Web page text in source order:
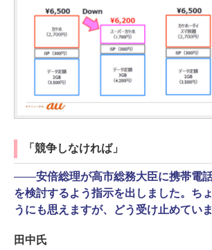
「競争しなければ」
――安倍総理が高市総務大臣に携帯電
を検討するよう指示を出しました。ち
うにも思えますが、どう受け止めていま
田中氏